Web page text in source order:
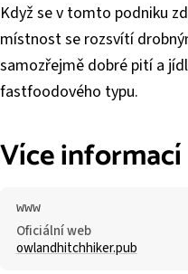
Když se v tomto podniku
místnost se rozsvítí
samozřejmě dobré pití a
fastfoodového typu.
Více informací
Oficiální web
owlandhitchhiker.pub